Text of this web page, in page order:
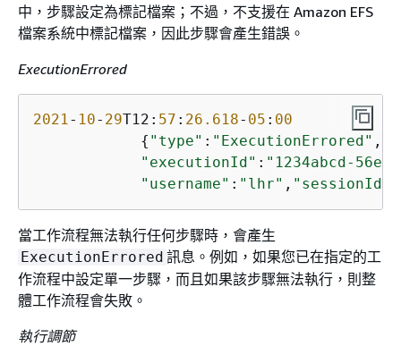
中，步驟設定為標記檔案；不過，不支援在 Amazon EFS
檔案系統中標記檔案，因此步驟會產生錯誤。
ExecutionErrored
2021 - 10- 29T12: 57 : 26.618- 05 : 00
{ "type" : "ExecutionErrored" ,
"executionId" : "1234abcd-
"username" : "lhr" , "sessionId"
當工作流程無法執行任何步驟時，會產生
ExecutionErrored 訊息。例如，如果您已在指定的工
作流程中設定單一步驟，而且如果該步驟無法執行，則整
體工作流程會失敗。
執行調節